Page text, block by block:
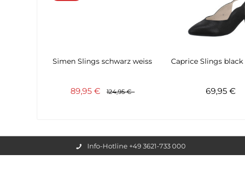
Simen Slings schwarz weiss
89,95 € 124,95 €
Caprice Slings
69,95 €
Info-Hotline +49 3621-733 000